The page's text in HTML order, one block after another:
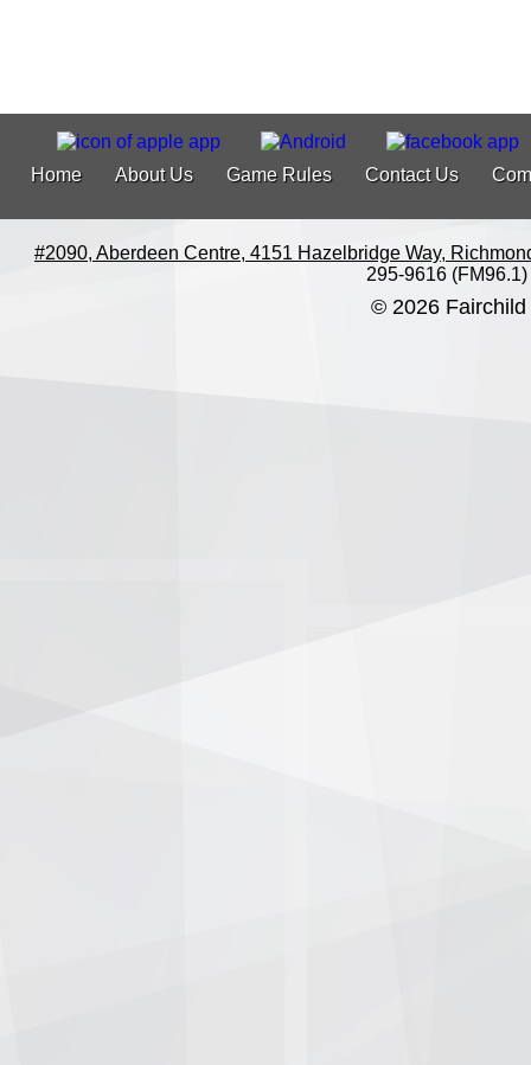
Home About Us Game Rules Contact Us
#2090, Aberdeen Centre, 4151 Hazelbridge Way,
295-9616 (FM96.1)
© 2026 Fairchild